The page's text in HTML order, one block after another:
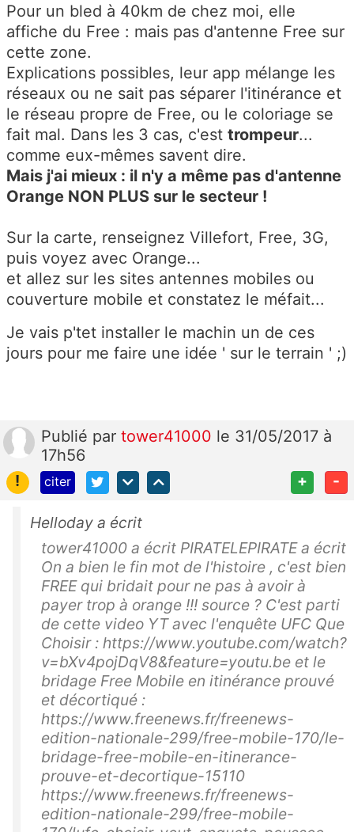
Pour un bled à 40km de chez moi, elle
affiche du Free : mais pas d'antenne Free sur
cette zone.
Explications possibles, leur app mélange les
réseaux ou ne sait pas séparer l'itinérance et
le réseau propre de Free, ou le coloriage se
fait mal. Dans les 3 cas, c'est trompeur...
comme eux-mêmes savent dire.
Mais j'ai mieux : il n'y a même pas d'antenne
Orange NON PLUS sur le secteur !
Sur la carte, renseignez Villefort, Free, 3G,
puis voyez avec Orange...
et allez sur les sites antennes mobiles ou
couverture mobile et constatez le méfait...
Je vais p'tet installer le machin un de ces
jours pour me faire une idée ' sur le terrain ' ;)
Publié par tower41000 le 31/05/2017 à
17h56
!
citer + -
Helloday a écrit
tower41000 a écrit PIRATELEPIRATE a écrit
On a bien le fin mot de l'histoire , c'est bien
FREE qui bridait pour ne pas à avoir à
payer trop à orange !!! source ? C'est parti
de cette video YT avec l'enquête UFC Que
Choisir : https://www.youtube.com/watch?
v=bXv4pojDqV8&feature=youtu.be et le
bridage Free Mobile en itinérance prouvé
et décortiqué :
https://www.freenews.fr/freenews-
edition-nationale-299/free-mobile-170/le-
bridage-free-mobile-en-itinerance-
prouve-et-decortique-15110
https://www.freenews.fr/freenews-
edition-nationale-299/free-mobile-